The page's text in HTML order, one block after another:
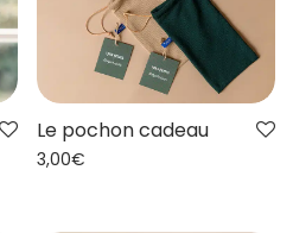
Le pochon cadeau
3,00€